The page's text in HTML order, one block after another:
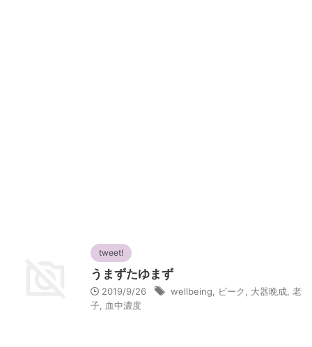
tweet!
うまずたゆまず
2019/9/26 wellbeing ピーク 大器晩成 老
子
血中濃度